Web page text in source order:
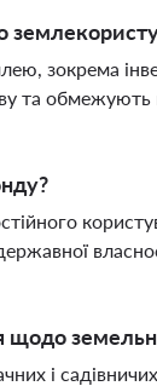
зокрема
та
щодо
і